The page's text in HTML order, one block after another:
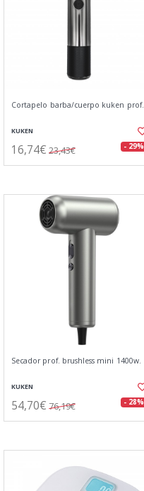
Cortapelo barba/cuerpo kuken prof.
KUKEN
16,74€ 23,43€ - 29%
Secador prof. brushless mini 1400w.
KUKEN
54,70€ 76,19€ - 28%